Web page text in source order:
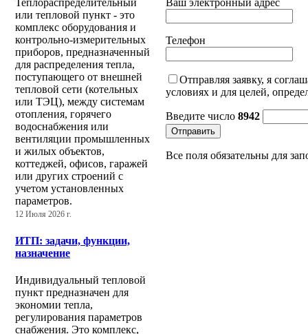
Теплораспределительный
или тепловой пункт - это
комплекс оборудования и
контрольно-измерительных
приборов, предназначенный
для распределения тепла,
поступающего от внешней
тепловой сети (котельных
или ТЭЦ), между системам
отопления, горячего
водоснабжения или
вентиляции промышленных
и жилых объектов,
коттеджей, офисов, гаражей
или других строений с
учетом установленных
параметров.
12 Июля 2026 г.
ИТП: задачи, функции,
назначение
Индивидуальный тепловой
пункт предназначен для
экономии тепла,
регулирования параметров
снабжения. Это комплекс,
Телефон
Отправляя заявку, я
условиях и для целей,
Введите число 8942
Отправить
Все поля обязательны для